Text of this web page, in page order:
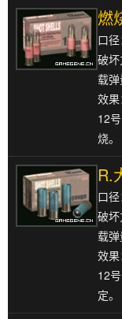
燃
口
破
载
效
12
烧。
R.
口
破
载
效
12
定。